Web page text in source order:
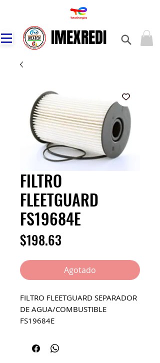
IMEXREDI
IMEXREDI
FILTRO
FLEETGUARD
FS19684E
$198.63
Agotado
FILTRO FLEETGUARD SEPARADOR
DE AGUA/COMBUSTIBLE
FS19684E